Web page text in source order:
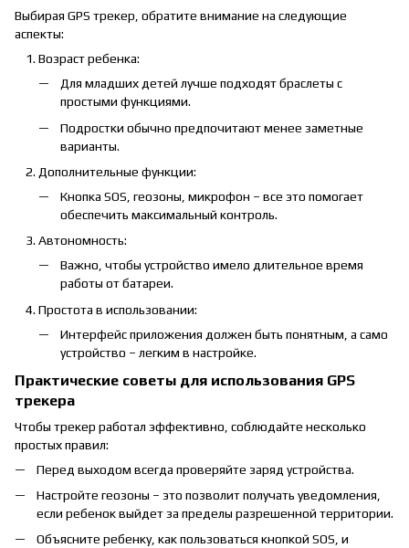
Выбирая GPS трекер, обратите внимание на следующие
аспекты:
Возраст ребенка:
Для младших детей лучше подходят браслеты с
простыми функциями.
Подростки обычно предпочитают менее заметные
варианты.
Дополнительные функции:
Кнопка SOS, геозоны, микрофон – все это помогает
обеспечить максимальный контроль.
Автономность:
Важно, чтобы устройство имело длительное время
работы от батареи.
Простота в использовании:
Интерфейс приложения должен быть понятным, а само
устройство – легким в настройке.
Практические советы для использования GPS
трекера
Чтобы трекер работал эффективно, соблюдайте несколько
простых правил:
Перед выходом всегда проверяйте заряд устройства.
Настройте геозоны – это позволит получать уведомления,
если ребенок выйдет за пределы разрешенной территории.
Объясните ребенку, как пользоваться кнопкой SOS, и